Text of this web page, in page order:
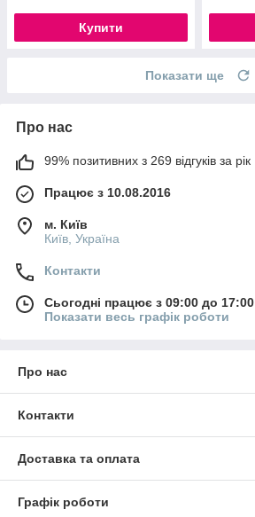
Купити
Показати ще
Про нас
99% позитивних з 269 відгуків за рік
Працює з 10.08.2016
м. Київ
Київ, Україна
Контакти
Сьогодні працює з 09:00 до 17:00
Показати весь графік роботи
Про нас
Контакти
Доставка та оплата
Графік роботи